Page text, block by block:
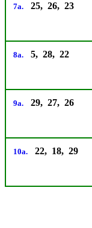
7a. 25, 26, 23
8a. 5, 28, 22
9a. 29, 27, 26
10a. 22, 18, 29